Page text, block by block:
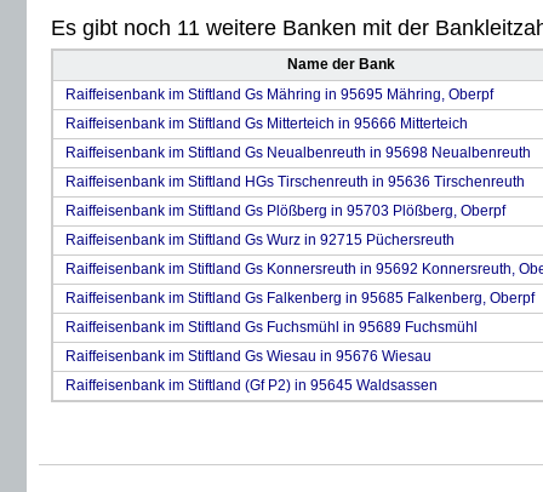
Es gibt noch 11 weitere Banken mit der
Name der Bank
Raiffeisenbank im Stiftland Gs Mähring in 95695 Mähring, Oberpf
Raiffeisenbank im Stiftland Gs Mitterteich in 95666 Mitterteich
Raiffeisenbank im Stiftland Gs Neualbenreuth in 95698 Neualbenreuth
Raiffeisenbank im Stiftland HGs Tirschenreuth in 95636 Tirschenreuth
Raiffeisenbank im Stiftland Gs Plößberg in 95703 Plößberg, Oberpf
Raiffeisenbank im Stiftland Gs Wurz in 92715 Püchersreuth
Raiffeisenbank im Stiftland Gs Konnersreuth in 95692 Konnersreuth,
Raiffeisenbank im Stiftland Gs Falkenberg in 95685 Falkenberg, Oberpf
Raiffeisenbank im Stiftland Gs Fuchsmühl in 95689 Fuchsmühl
Raiffeisenbank im Stiftland Gs Wiesau in 95676 Wiesau
Raiffeisenbank im Stiftland (Gf P2) in 95645 Waldsassen